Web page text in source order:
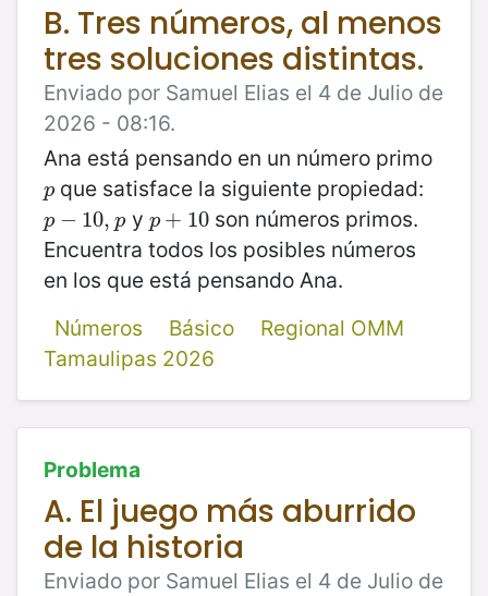
B. Tres números, al menos
tres soluciones distintas.
Enviado por Samuel Elias el 4 de Julio de
2026 - 08:16.
Ana está pensando en un número primo
p
pque satisface la siguiente propiedad:
p − 10, p
p −10,p y p + 10
p+10 son números primos.
Encuentra todos los posibles números
en los que está pensando Ana.
Números
Básico
Regional OMM
Tamaulipas 2026
Problema
A. El juego más aburrido
de la historia
Enviado por Samuel Elias el 4 de Julio de